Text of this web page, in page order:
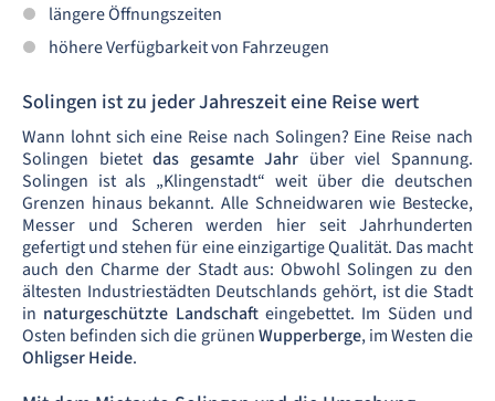
längere Öffnungszeiten
höhere Verfügbarkeit von Fahrzeugen
Solingen ist zu jeder Jahreszeit eine Reise wert
Wann lohnt sich eine Reise nach Solingen? Eine Reise nach
Solingen bietetdas gesamte Jahr über viel Spannung.
Solingen ist als „Klingenstadt“ weit über die deutschen
Grenzen hinaus bekannt. Alle Schneidwaren wie Bestecke,
Messer und Scheren werden hier seit Jahrhunderten
gefertigt und stehen für eine einzigartige Qualität. Das macht
auch den Charme der Stadt aus: Obwohl Solingen zu den
ältesten Industriestädten Deutschlands gehört, ist die Stadt
in naturgeschützte Landschafteingebettet. Im Süden und
Osten befinden sich die grünenWupperberge, im Westen die
Ohligser Heide.